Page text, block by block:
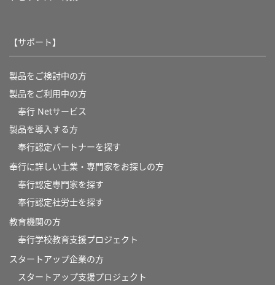
【サポート】
製品をご検討中の方
製品をご利用中の方
奉行 Netサービス
製品を導入する方
奉行認定パートナーを探す
奉行に詳しい士業・専門家をお探しの方
奉行認定専門家を探す
奉行認定社労士を探す
教育機関の方
奉⾏学校教育⽀援プロジェクト
スタートアップ企業の方
スタートアップ支援プロジェクト